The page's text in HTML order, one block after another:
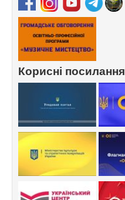
Корисні посилання